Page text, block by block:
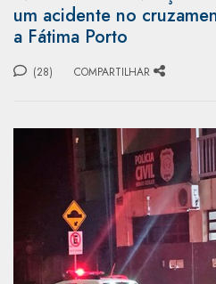
um acidente no
a Fátima Porto
(28) COMPARTILHAR